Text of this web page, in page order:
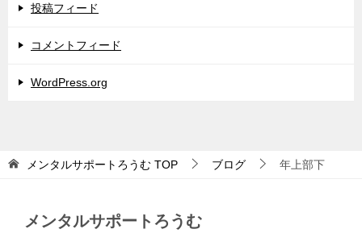
投稿フィード
コメントフィード
WordPress.org
メンタルサポートろうむ TOP ブログ 年上部下
メンタルサポートろうむ